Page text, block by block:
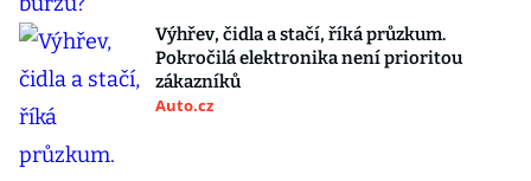
Výhřev, čidla a stačí, říká průzkum.
Pokročilá elektronika není prioritou
zákazníků
Auto.cz